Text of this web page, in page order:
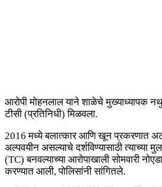
आरोपी मोहनलाल याने शाळेचे मुख्याध्यापक
टीसी (प्रतिनिधी) मिळवला.
2016 मध्ये बलात्कार आणि खून प्रकरणात
अल्पवयीन असल्याचे दर्शविण्यासाठी त्याच्या
(TC) बनवल्याच्या आरोपाखाली सोमवारी
करण्यात आली, पोलिसांनी सांगितले.